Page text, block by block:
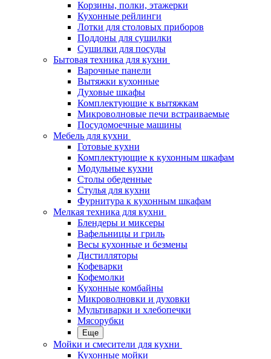
Корзины, полки, этажерки
Кухонные рейлинги
Лотки для столовых приборов
Поддоны для сушилки
Сушилки для посуды
Бытовая техника для кухни
Варочные панели
Вытяжки кухонные
Духовые шкафы
Комплектующие к вытяжкам
Микроволновые печи встраиваемые
Посудомоечные машины
Мебель для кухни
Готовые кухни
Комплектующие к кухонным шкафам
Модульные кухни
Столы обеденные
Стулья для кухни
Фурнитура к кухонным шкафам
Мелкая техника для кухни
Блендеры и миксеры
Вафельницы и гриль
Весы кухонные и безмены
Дистилляторы
Кофеварки
Кофемолки
Кухонные комбайны
Микроволновки и духовки
Мультиварки и хлебопечки
Мясорубки
Еще
Мойки и смесители для кухни
Кухонные мойки